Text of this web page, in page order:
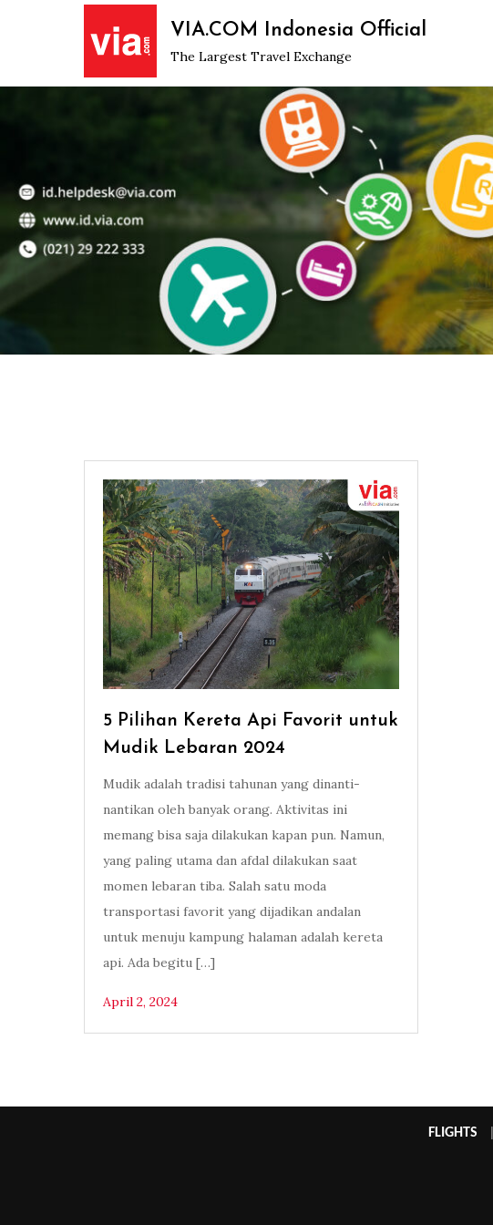
VIA.COM Indonesia Official
The Largest Travel Exchange
5 Pilihan Kereta Api Favorit untuk
Mudik Lebaran 2024
Mudik adalah tradisi tahunan yang dinanti-
nantikan oleh banyak orang. Aktivitas ini
memang bisa saja dilakukan kapan pun. Namun,
yang paling utama dan afdal dilakukan saat
momen lebaran tiba. Salah satu moda
transportasi favorit yang dijadikan andalan
untuk menuju kampung halaman adalah kereta
api. Ada begitu […]
April 2, 2024
FLIGHTS